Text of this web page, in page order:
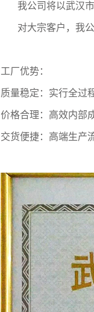
我公司将以武汉
对大宗客户，我
工厂优势：
质量稳定：实行全过
价格合理：高效内部
交货便捷：高端生产